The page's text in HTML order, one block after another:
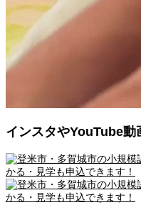
インスタやYouTube動